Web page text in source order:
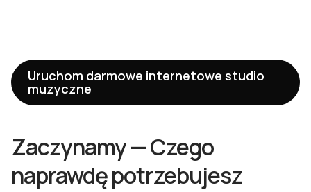
Uruchom darmowe internetowe studio
muzyczne
Zaczynamy — Czego
naprawdę potrzebujesz